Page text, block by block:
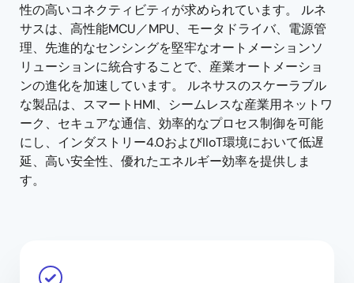
性の高いコネクティビティが求められています。 ルネ
サスは、高性能MCU／MPU、モータドライバ、電源管
理、先進的なセンシングを堅牢なオートメーションソ
リューションに統合することで、産業オートメーショ
ンの進化を加速しています。 ルネサスのスケーラブル
な製品は、スマートHMI、シームレスな産業用ネットワ
ーク、セキュアな通信、効率的なプロセス制御を可能
にし、インダストリー4.0およびIIoT環境において低遅
延、高い安全性、優れたエネルギー効率を提供しま
す。